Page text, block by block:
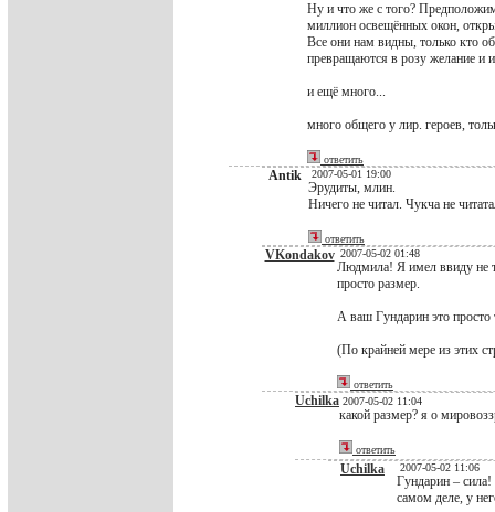
Ну и что же с того?
миллион освещённых окон,
Все они нам видны, только кто
превращаются в розу желание и
и ещё много...
много общего у лир. героев,
ответить
Antik 2007-05-01 19:00
Эрудиты, млин.
Ничего не читал. Чукча не
ответить
VKondakov 2007-05-02 01:48
Людмила! Я имел ввиду не
просто размер.
А ваш Гундарин это просто
(По крайней мере из этих
ответить
Uchilka 2007-05-02 11:04
какой размер? я о
ответить
Uchilka 2007-05-02 11:06
Гундарин –
самом деле, у